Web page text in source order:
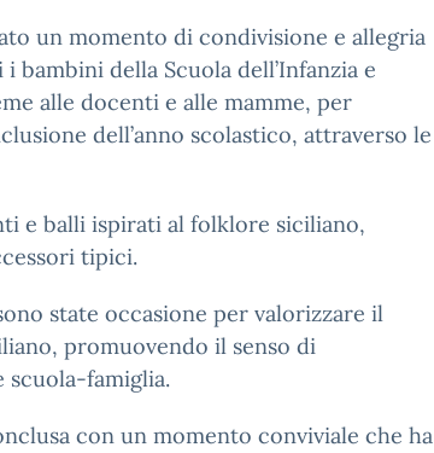
un momento di condivisione e allegria
bambini della Scuola dell’Infanzia e
alle docenti e alle mamme, per
dell’anno scolastico, attraverso le
e balli ispirati al folklore siciliano,
tipici.
state occasione per valorizzare il
promuovendo il senso di
scuola-famiglia.
con un momento conviviale che ha